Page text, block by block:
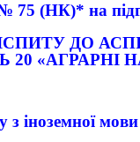
на
ДО
20
іноземної мови